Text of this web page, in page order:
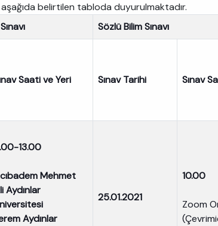
belirtilen tabloda duyurulmaktadır.
Sözlü Bilim Sınavı
Saati ve Yeri Sınav Tarihi Sınav
13.00
Mehmet
Aydınlar
Aydınlar
25.01.2021
10.00
Zoom